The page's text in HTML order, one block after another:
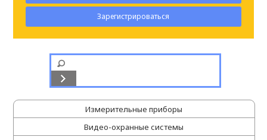
Зарегистрироваться
Измерительные приборы
Видео-охранные системы